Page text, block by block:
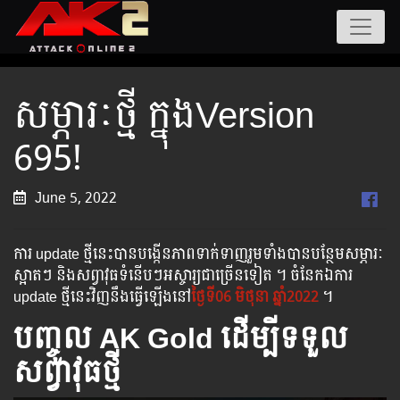
សម្ភារៈថ្មី ក្នុងVersion
695!
June 5, 2022
ការ update ថ្មីនេះបានបង្កើនភាពទាក់ទាញរួមទាំងបានបន្ថែមសម្ភារៈ
ស្អាតៗ និងសព្វាវុធទំនើបៗអស្ចារ្យជាច្រើនទៀត ។ ចំនែកឯការ
update ថ្មីនេះវិញនឹងធ្វើឡើងនៅថ្ងៃទី06 មិថុនា ឆ្នាំ2022 ។
បញ្ចូល AK Gold ដើម្បីទទួល
សព្វាវុធថ្មី